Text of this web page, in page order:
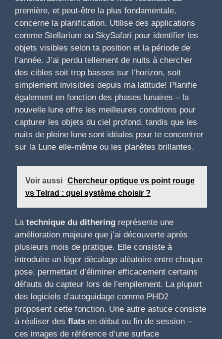
première, et peut-être la plus fondamentale,
concerne la planification. Utilise des applications
comme Stellarium ou SkySafari pour identifier les
objets visibles selon ta position et la période de
l’année. J’ai perdu tellement de nuits à chercher
des cibles soit trop basses sur l’horizon, soit
simplement invisibles depuis ma latitude! Planifie
également en fonction des phases lunaires – la
nouvelle lune offre les meilleures conditions pour
capturer les objets du ciel profond, tandis que les
nuits de pleine lune sont idéales pour te concentrer
sur la Lune elle-même ou les planètes brillantes.
Voir aussi Chercheur optique vs point rouge
vs Telrad : quel système choisir ?
La technique du dithering représente une
amélioration majeure que j’ai découverte après
plusieurs mois de pratique. Elle consiste à
introduire un léger décalage aléatoire entre chaque
pose, permettant d’éliminer efficacement certains
défauts du capteur lors de l’empilement. La plupart
des logiciels d’autoguidage comme PHD2
proposent cette fonction. Une autre astuce consiste
à réaliser des flats en début ou fin de session –
ces images de référence d’une surface